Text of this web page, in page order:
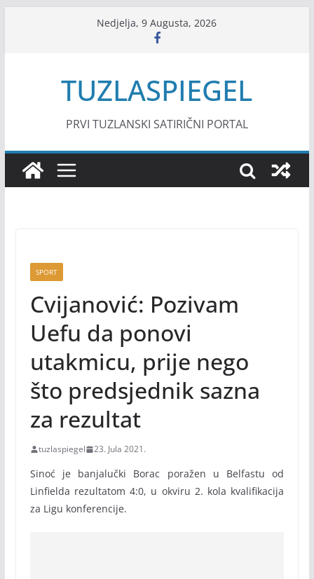
Nedjelja, 9 Augusta, 2026
TUZLASPIEGEL
PRVI TUZLANSKI SATIRIČNI PORTAL
SPORT
Cvijanović: Pozivam
Uefu da ponovi
utakmicu, prije nego
što predsjednik sazna
za rezultat
tuzlaspiegel 23. Jula 2021.
Sinoć je banjalučki Borac poražen u Belfastu od
Linfielda rezultatom 4:0, u okviru 2. kola kvalifikacija
za Ligu konferencije.